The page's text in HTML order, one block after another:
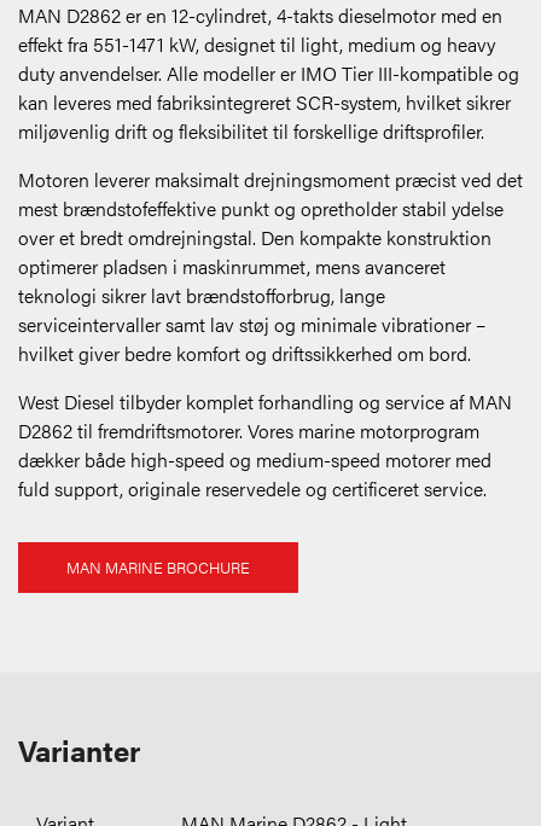
MAN D2862 er en 12-cylindret, 4-takts dieselmotor med en
effekt fra 551-1471 kW, designet til light, medium og heavy
duty anvendelser. Alle modeller er IMO Tier III-kompatible og
kan leveres med fabriksintegreret SCR-system, hvilket sikrer
miljøvenlig drift og fleksibilitet til forskellige driftsprofiler.
Motoren leverer maksimalt drejningsmoment præcist ved det
mest brændstofeffektive punkt og opretholder stabil ydelse
over et bredt omdrejningstal. Den kompakte konstruktion
optimerer pladsen i maskinrummet, mens avanceret
teknologi sikrer lavt brændstofforbrug, lange
serviceintervaller samt lav støj og minimale vibrationer –
hvilket giver bedre komfort og driftssikkerhed om bord.
West Diesel tilbyder komplet forhandling og service af MAN
D2862 til fremdriftsmotorer. Vores marine motorprogram
dækker både high-speed og medium-speed motorer med
fuld support, originale reservedele og certificeret service.
MAN MARINE BROCHURE
Varianter